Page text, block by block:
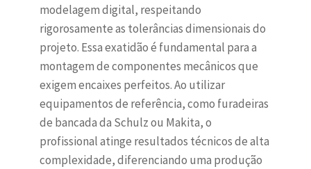
modelagem digital, respeitando
rigorosamente as tolerâncias dimensionais do
projeto. Essa exatidão é fundamental para a
montagem de componentes mecânicos que
exigem encaixes perfeitos. Ao utilizar
equipamentos de referência, como furadeiras
de bancada da Schulz ou Makita, o
profissional atinge resultados técnicos de alta
complexidade, diferenciando uma produção